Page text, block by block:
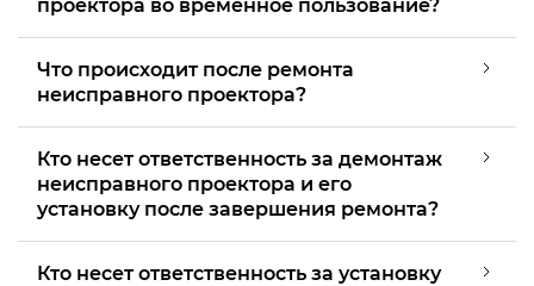
проектора во временное пользование?
Что происходит после ремонта
неисправного проектора?
Кто несет ответственность за демонтаж
неисправного проектора и его
установку после завершения ремонта?
Кто несет ответственность за установку